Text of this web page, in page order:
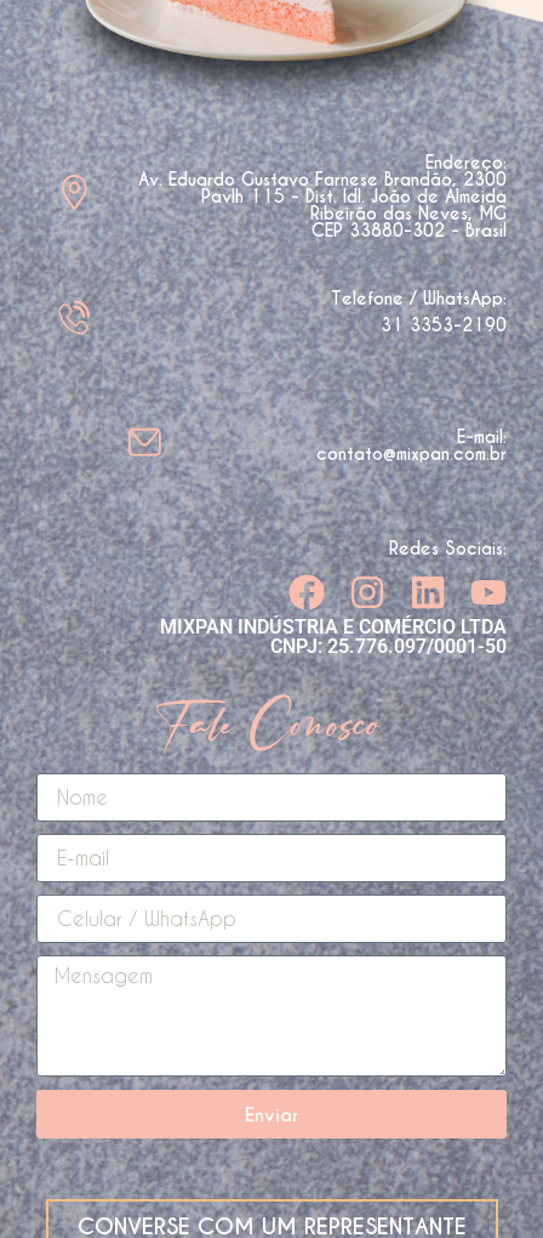
Endereço:
Av. Eduardo Gustavo Farnese Brandão, 2300
Pavlh 115 - Dist. Idl. João de Almeida
Ribeirão das Neves, MG
CEP 33880-302 - Brasil
Telefone / WhatsApp:
31 3353-2190
E-mail:
contato@mixpan.com.br
Redes Sociais:
MIXPAN INDÚSTRIA E COMÉRCIO LTDA
CNPJ: 25.776.097/0001-50
Fale Conosco
Enviar
CONVERSE COM UM REPRESENTANTE